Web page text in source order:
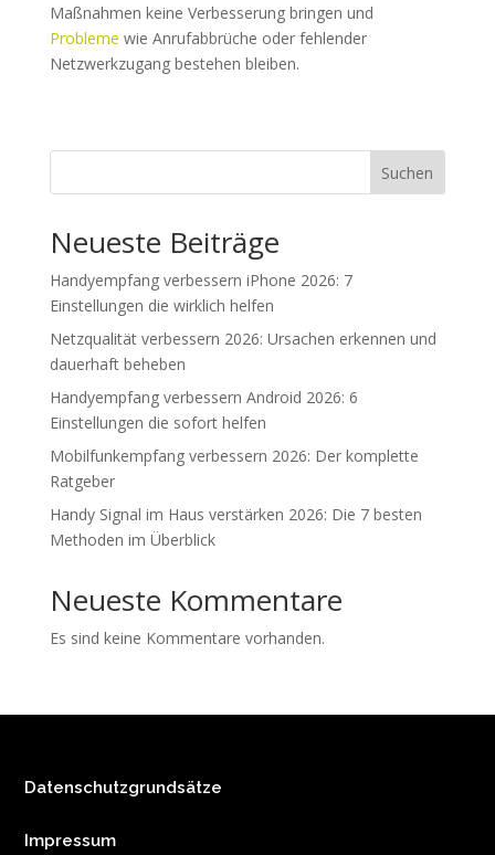
Maßnahmen keine Verbesserung bringen und
Probleme wie Anrufabbrüche oder fehlender
Netzwerkzugang bestehen bleiben.
Suchen
Neueste Beiträge
Handyempfang verbessern iPhone 2026: 7
Einstellungen die wirklich helfen
Netzqualität verbessern 2026: Ursachen erkennen und
dauerhaft beheben
Handyempfang verbessern Android 2026: 6
Einstellungen die sofort helfen
Mobilfunkempfang verbessern 2026: Der komplette
Ratgeber
Handy Signal im Haus verstärken 2026: Die 7 besten
Methoden im Überblick
Neueste Kommentare
Es sind keine Kommentare vorhanden.
Datenschutzgrundsätze
Impressum